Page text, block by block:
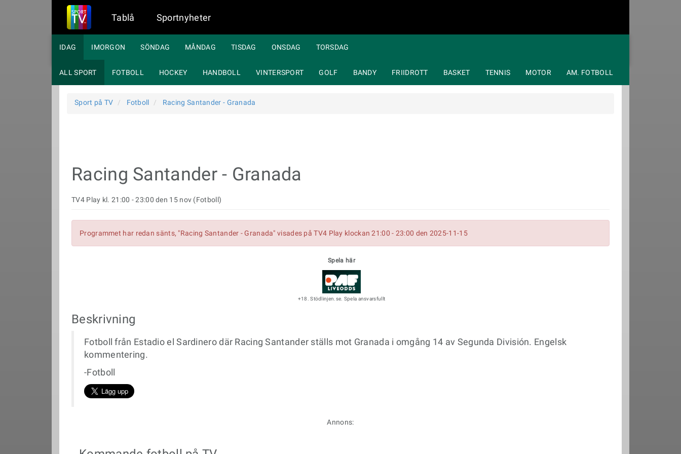
Tablå Sportnyheter
IDAG IMORGON SÖNDAG MÅNDAG TISDAG ONSDAG TORSDAG
ALL SPORT FOTBOLL HOCKEY HANDBOLL VINTERSPORT GOLF BANDY FRIIDROTT BASKET TENNIS MOTOR AM. FOTBOLL
Sport på TV Fotboll Racing Santander - Granada
Racing Santander - Granada
TV4 Play kl. 21:00 - 23:00 den 15 nov (Fotboll)
Programmet har redan sänts, "Racing Santander - Granada" visades på TV4 Play klockan 21:00 - 23:00 den 2025-11-15
Spela här
+18. Stödlinjen.se. Spela ansvarsfullt
Beskrivning
Fotboll från Estadio el Sardinero där Racing Santander ställs mot Granada i omgång 14 av Segunda División. Engelsk
kommentering.
-Fotboll
Annons: